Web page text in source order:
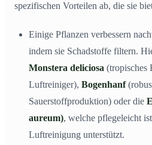
spezifischen Vorteilen ab, die sie
Einige Pflanzen verbessern
indem sie Schadstoffe filtern.
Monstera deliciosa (tropisches
Luftreiniger), Bogenhanf
Sauerstoffproduktion) oder die
aureum), welche pflegeleicht
Luftreinigung unterstützt.